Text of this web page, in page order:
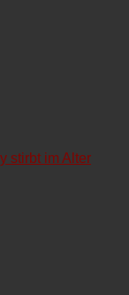
stirbt im Alter